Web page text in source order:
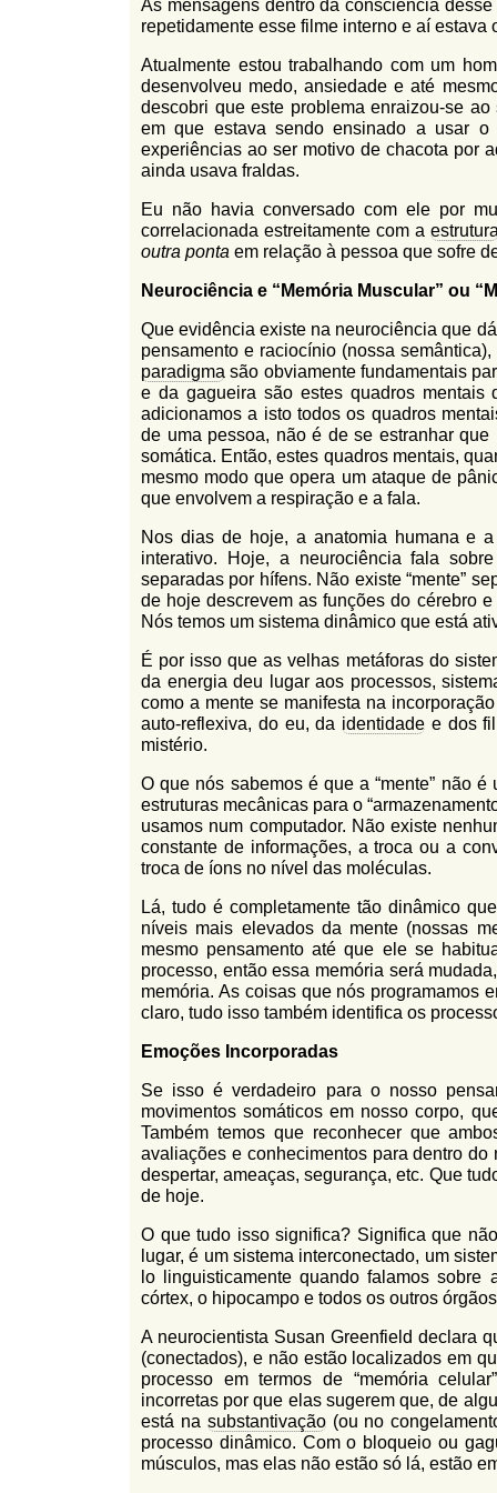
As mensagens dentro da consciência
repetidamente esse filme interno e aí estava
Atualmente estou trabalhando com um
desenvolveu medo, ansiedade e até
descobri que este problema enraizou-se
em que estava sendo ensinado a usar o
experiências ao ser motivo de chacota por
ainda usava fraldas.
Eu não havia conversado com ele por
correlacionada estreitamente com a
outra ponta em relação à pessoa que sofre
Neurociência e “Memória Muscular” ou
Que evidência existe na neurociência que
pensamento e raciocínio (nossa
paradigma são obviamente fundamentais
e da gagueira são estes quadros
adicionamos a isto todos os quadros
de uma pessoa, não é de se estranhar
somática. Então, estes quadros mentais,
mesmo modo que opera um ataque de
que envolvem a respiração e a fala.
Nos dias de hoje, a anatomia humana e
interativo. Hoje, a neurociência fala
separadas por hífens. Não existe “mente”
de hoje descrevem as funções do cérebro
Nós temos um sistema dinâmico que está
É por isso que as velhas metáforas do
da energia deu lugar aos processos,
como a mente se manifesta na
auto-reflexiva, do eu, da identidade e dos
mistério.
O que nós sabemos é que a “mente” não
estruturas mecânicas para o
usamos num computador. Não existe
constante de informações, a troca ou a
troca de íons no nível das moléculas.
Lá, tudo é completamente tão dinâmico
níveis mais elevados da mente (nossas
mesmo pensamento até que ele se
processo, então essa memória será
memória. As coisas que nós programamos
claro, tudo isso também identifica os
Emoções Incorporadas
Se isso é verdadeiro para o nosso
movimentos somáticos em nosso corpo,
Também temos que reconhecer que
avaliações e conhecimentos para dentro
despertar, ameaças, segurança, etc. Que
de hoje.
O que tudo isso significa? Significa que
lugar, é um sistema interconectado, um
lo linguisticamente quando falamos
córtex, o hipocampo e todos os outros
A neurocientista Susan Greenfield declara
(conectados), e não estão localizados em
processo em termos de “memória
incorretas por que elas sugerem que, de
está na substantivação(ou no
processo dinâmico. Com o bloqueio ou
músculos, mas elas não estão só lá, estão